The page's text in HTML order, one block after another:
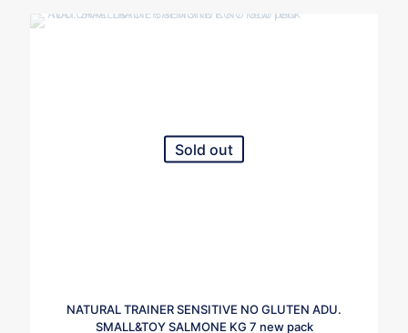
Sold out
NATURAL TRAINER SENSITIVE NO GLUTEN ADU.
SMALL&TOY SALMONE KG 7 new pack